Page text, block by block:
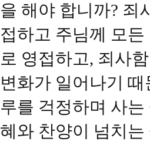
을 해야 합니까? 죄
접하고 주님께 모
로 영접하고, 죄사
변화가 일어나기
루를 걱정하며 사
혜와 찬양이 넘치